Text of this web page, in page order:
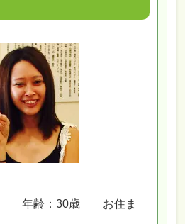
年齢：30歳 お住ま